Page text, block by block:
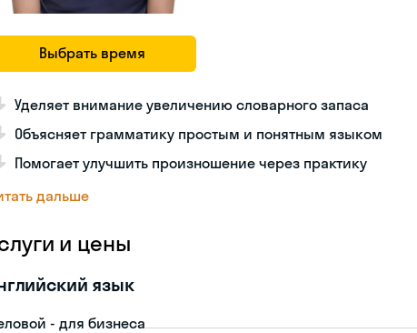
Выбрать время
Уделяет внимание увеличению словарного запаса
Объясняет грамматику простым и понятным языком
Помогает улучшить произношение через практику
дальше
и цены
язык
- для бизнеса